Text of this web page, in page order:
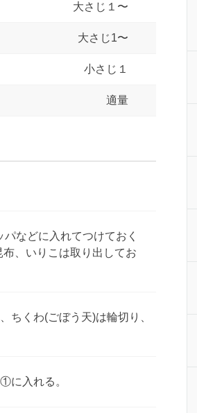
大さじ１〜
大さじ1〜
小さじ１
適量
などに入れてつけておく
、いりこは取り出してお
ちくわ(ごぼう天)は輪切り、
に入れる。